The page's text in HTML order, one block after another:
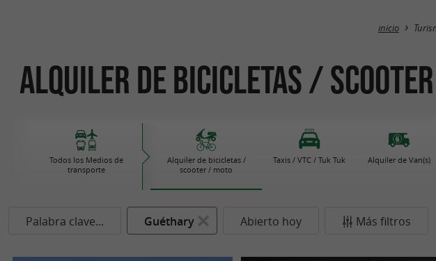
inicio
Alquiler de bicicletas /
Todos los Medios de
transporte
Alquiler de bicicletas /
scooter / moto
Taxis / VTC / Tuk Tuk Alquiler de Van(s)
Palabra clave... Guéthary Abierto hoy Más filtros